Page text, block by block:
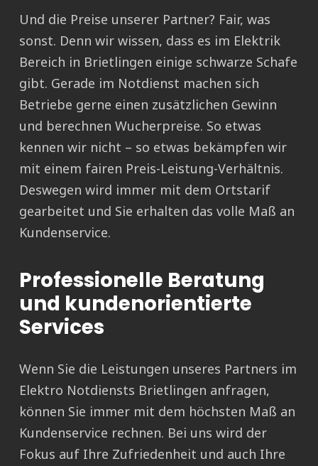
Und die Preise unserer Partner? Fair, was
sonst. Denn wir wissen, dass es im Elektrik
Bereich in Brietlingen einige schwarze Schafe
gibt. Gerade im Notdienst machen sich
Betriebe gerne einen zusätzlichen Gewinn
und berechnen Wucherpreise. So etwas
kennen wir nicht – so etwas bekämpfen wir
mit einem fairen Preis-Leistung-Verhältnis.
Deswegen wird immer mit dem Ortstarif
gearbeitet und Sie erhalten das volle Maß an
Kundenservice.
Professionelle Beratung
und kundenorientierte
Services
Wenn Sie die Leistungen unseres Partners im
Elektro Notdiensts Brietlingen anfragen,
können Sie immer mit dem höchsten Maß an
Kundenservice rechnen. Bei uns wird der
Fokus auf Ihre Zufriedenheit und auch Ihre